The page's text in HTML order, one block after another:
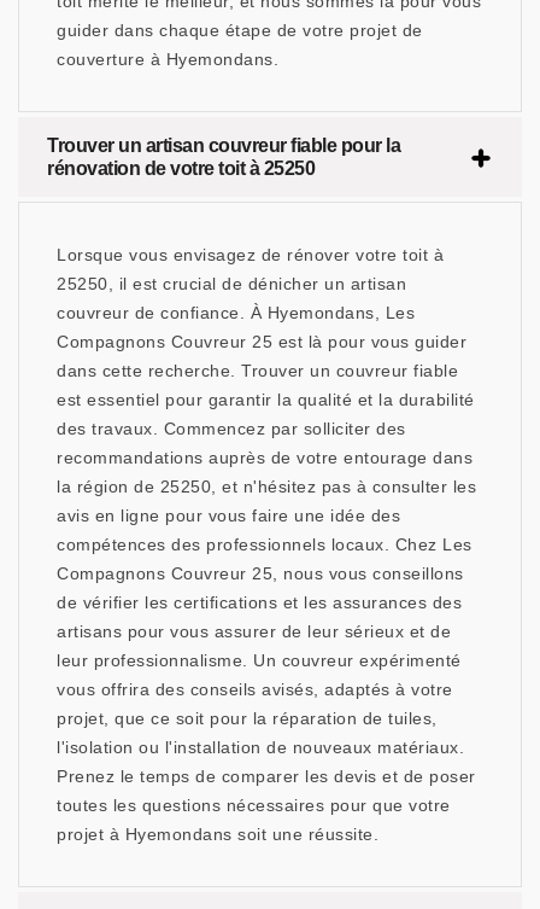
guider dans chaque étape de votre projet de
couverture à Hyemondans.
Trouver un artisan couvreur fiable pour la
rénovation de votre toit à 25250
Lorsque vous envisagez de rénover votre toit à
25250, il est crucial de dénicher un artisan
couvreur de confiance. À Hyemondans, Les
Compagnons Couvreur 25 est là pour vous guider
dans cette recherche. Trouver un couvreur fiable
est essentiel pour garantir la qualité et la durabilité
des travaux. Commencez par solliciter des
recommandations auprès de votre entourage dans
la région de 25250, et n'hésitez pas à consulter les
avis en ligne pour vous faire une idée des
compétences des professionnels locaux. Chez Les
Compagnons Couvreur 25, nous vous conseillons
de vérifier les certifications et les assurances des
artisans pour vous assurer de leur sérieux et de
leur professionnalisme. Un couvreur expérimenté
vous offrira des conseils avisés, adaptés à votre
projet, que ce soit pour la réparation de tuiles,
l'isolation ou l'installation de nouveaux matériaux.
Prenez le temps de comparer les devis et de poser
toutes les questions nécessaires pour que votre
projet à Hyemondans soit une réussite.